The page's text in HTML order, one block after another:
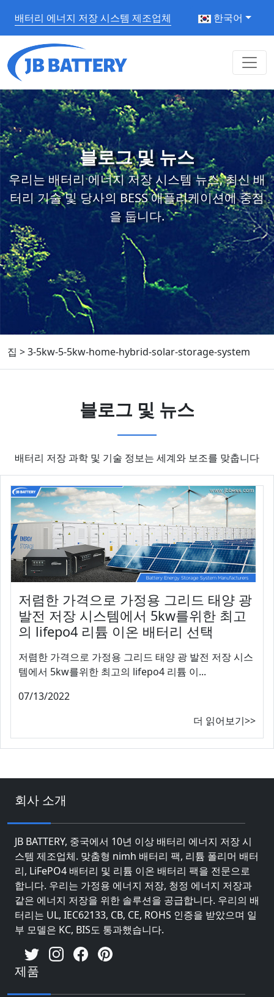
배터리 에너지 저장 시스템 제조업체 한국어
블로그 및 뉴스
우리는 배터리 에너지 저장 시스템 뉴스, 최신 배
터리 기술 및 당사의 BESS 애플리케이션에 중점
을 둡니다.
집 >3-5kw-5-5kw-home-hybrid-solar-storage-system
블로그 및 뉴스
배터리 저장 과학 및 기술 정보는 세계와 보조를 맞춥니다
저렴한 가격으로 가정용 그리드 태양 광
발전 저장 시스템에서 5kw를위한 최고
의 lifepo4 리튬 이온 배터리 선택
저렴한 가격으로 가정용 그리드 태양 광 발전 저장 시스
템에서 5kw를위한 최고의 lifepo4 리튬 이...
07/13/2022
더 읽어보기>>
회사 소개
JB BATTERY, 중국에서 10년 이상 배터리 에너지 저장 시
스템 제조업체. 맞춤형 nimh 배터리 팩, 리튬 폴리머 배터
리, LiFePO4 배터리 및 리튬 이온 배터리 팩을 전문으로
합니다. 우리는 가정용 에너지 저장, 청정 에너지 저장과
같은 에너지 저장을 위한 솔루션을 공급합니다. 우리의 배
터리는 UL, IEC62133, CB, CE, ROHS 인증을 받았으며 일
부 모델은 KC, BIS도 통과했습니다.
제품